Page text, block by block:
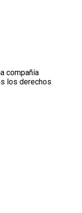
compañía
los derechos